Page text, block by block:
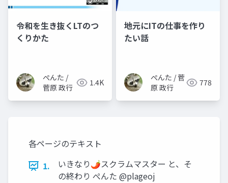
令和を生き抜くLTのつ
くりかた
ぺんた /
菅原 政行
1.4K
地元にITの仕事を作り
たい話
ぺんた / 菅
原 政行
778
各ページのテキスト
1.
いきなり🌶スクラムマスター と、そ
の終わり ぺんた @plageoj